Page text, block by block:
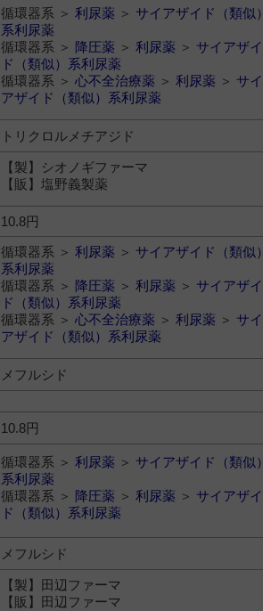
循環器系 ＞ 利尿薬 ＞ サイアザイド（類似）
系利尿薬
循環器系 ＞ 降圧薬 ＞ 利尿薬 ＞ サイアザイ
ド（類似）系利尿薬
循環器系 ＞ 心不全治療薬 ＞ 利尿薬 ＞ サイ
アザイド（類似）系利尿薬
トリクロルメチアジド
【製】シオノギファーマ
【販】塩野義製薬
10.8円
循環器系 ＞ 利尿薬 ＞ サイアザイド（類似）
系利尿薬
循環器系 ＞ 降圧薬 ＞ 利尿薬 ＞ サイアザイ
ド（類似）系利尿薬
循環器系 ＞ 心不全治療薬 ＞ 利尿薬 ＞ サイ
アザイド（類似）系利尿薬
メフルシド
10.8円
循環器系 ＞ 利尿薬 ＞ サイアザイド（類似）
系利尿薬
循環器系 ＞ 降圧薬 ＞ 利尿薬 ＞ サイアザイ
ド（類似）系利尿薬
メフルシド
【製】田辺ファーマ
【販】田辺ファーマ